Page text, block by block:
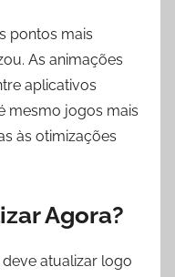
pontos mais
As animações
aplicativos
mesmo jogos mais
às otimizações
Agora?
atualizar logo